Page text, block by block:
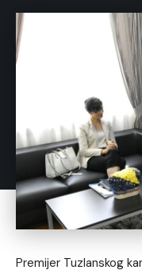
Premijer Tuzlanskog